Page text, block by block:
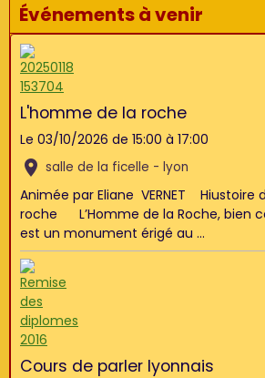
Événements à venir
L'homme de la roche
Le 03/10/2026 de 15:00 à 17:00
salle de la ficelle - lyon
Animée par Eliane VERNET Hiustoire
roche L’Homme de la Roche, bien
est un monument érigé au ...
Cours de parler lyonnais